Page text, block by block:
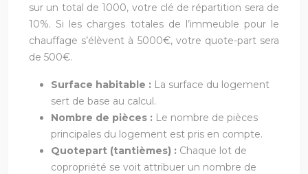
sur un total de 1000, votre clé de répartition sera de
10%. Si les charges totales de l’immeuble pour le
chauffage s’élèvent à 5000€, votre quote-part sera
de 500€.
Surface habitable : La surface du logement
sert de base au calcul.
Nombre de pièces : Le nombre de pièces
principales du logement est pris en compte.
Quotepart (tantièmes) : Chaque lot de
copropriété se voit attribuer un nombre de